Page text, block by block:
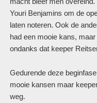
Youri Benjamins om de
laten noteren. Ook de
had een mooie kans,
ondanks dat keeper
Gedurende deze
mooie kansen maar
weg.